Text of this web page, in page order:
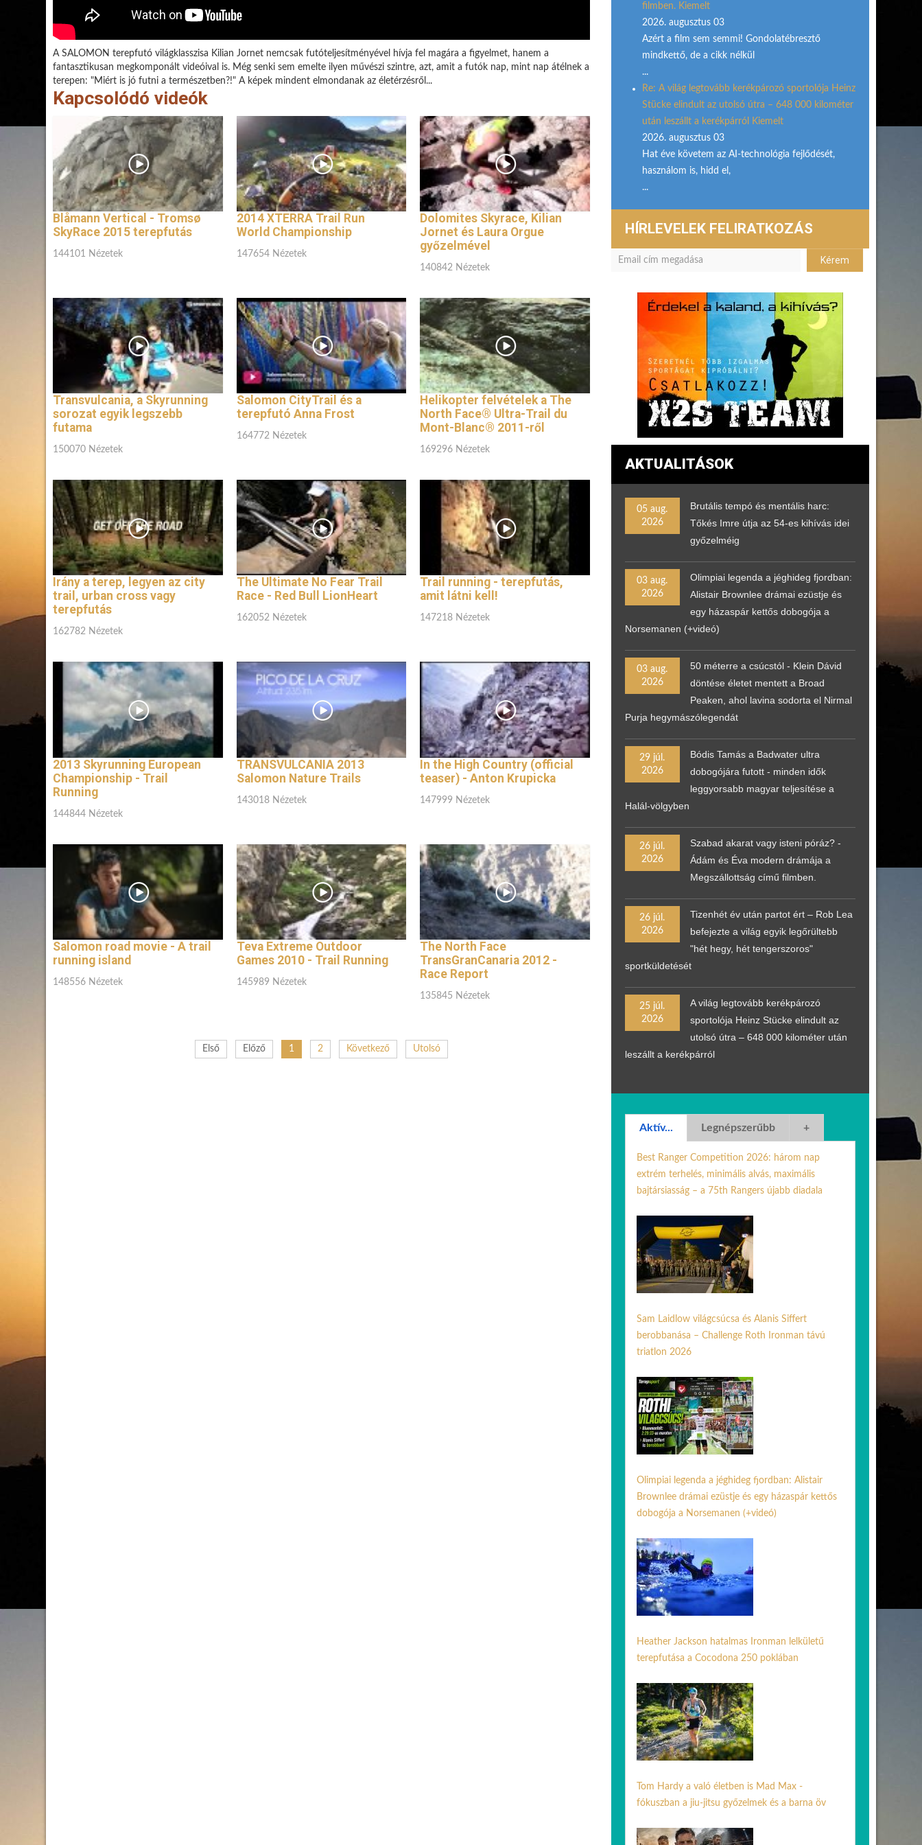
A SALOMON terepfutó világklasszisa Kilian Jornet nemcsak futóteljesítményével hívja fel magára a figyelmet, hanem a
fantasztikusan megkomponált videóival is. Még senki sem emelte ilyen művészi szintre, azt, amit a futók nap, mint nap átélnek a
terepen: "Miért is jó futni a természetben?!" A képek mindent elmondanak az életérzésről...
Kapcsolódó videók
Blåmann Vertical - Tromsø
SkyRace 2015 terepfutás
144101 Nézetek
2014 XTERRA Trail Run
World Championship
147654 Nézetek
Dolomites Skyrace, Kilian
Jornet és Laura Orgue
győzelmével
140842 Nézetek
Transvulcania, a Skyrunning
sorozat egyik legszebb
futama
150070 Nézetek
Salomon CityTrail és a
terepfutó Anna Frost
164772 Nézetek
Helikopter felvételek a The
North Face® Ultra-Trail du
Mont-Blanc® 2011-ről
169296 Nézetek
Irány a terep, legyen az city
trail, urban cross vagy
terepfutás
162782 Nézetek
The Ultimate No Fear Trail
Race - Red Bull LionHeart
162052 Nézetek
Trail running - terepfutás,
amit látni kell!
147218 Nézetek
2013 Skyrunning European
Championship - Trail
Running
144844 Nézetek
TRANSVULCANIA 2013
Salomon Nature Trails
143018 Nézetek
In the High Country (official
teaser) - Anton Krupicka
147999 Nézetek
Salomon road movie - A trail
running island
148556 Nézetek
Teva Extreme Outdoor
Games 2010 - Trail Running
145989 Nézetek
The North Face
TransGranCanaria 2012 -
Race Report
135845 Nézetek
Első Előző 1 2 Következő Utolsó
filmben. Kiemelt
2026. augusztus 03
Azért a film sem semmi! Gondolatébresztő
mindkettő, de a cikk nélkül
...
Re: A világ legtovább kerékpározó sportolója Heinz
Stücke elindult az utolsó útra – 648 000 kilométer
után leszállt a kerékpárról Kiemelt
2026. augusztus 03
Hat éve követem az AI-technológia fejlődését,
használom is, hidd el,
...
HÍRLEVELEK FELIRATKOZÁS
AKTUALITÁSOK
05 aug.
2026
Brutális tempó és mentális harc:
Tőkés Imre útja az 54-es kihívás idei
győzelméig
03 aug.
2026
Olimpiai legenda a jéghideg fjordban:
Alistair Brownlee drámai ezüstje és
egy házaspár kettős dobogója a
Norsemanen (+videó)
03 aug.
2026
50 méterre a csúcstól - Klein Dávid
döntése életet mentett a Broad
Peaken, ahol lavina sodorta el Nirmal
Purja hegymászólegendát
29 júl.
2026
Bódis Tamás a Badwater ultra
dobogójára futott - minden idők
leggyorsabb magyar teljesítése a
Halál-völgyben
26 júl.
2026
Szabad akarat vagy isteni póráz? -
Ádám és Éva modern drámája a
Megszállottság című filmben.
26 júl.
2026
Tizenhét év után partot ért – Rob Lea
befejezte a világ egyik legőrültebb
"hét hegy, hét tengerszoros"
sportküldetését
25 júl.
2026
A világ legtovább kerékpározó
sportolója Heinz Stücke elindult az
utolsó útra – 648 000 kilométer után
leszállt a kerékpárról
Aktív... Legnépszerűbb +
Best Ranger Competition 2026: három nap
extrém terhelés, minimális alvás, maximális
bajtársiasság – a 75th Rangers újabb diadala
Sam Laidlow világcsúcsa és Alanis Siffert
berobbanása – Challenge Roth Ironman távú
triatlon 2026
Olimpiai legenda a jéghideg fjordban: Alistair
Brownlee drámai ezüstje és egy házaspár kettős
dobogója a Norsemanen (+videó)
Heather Jackson hatalmas Ironman lelkületű
terepfutása a Cocodona 250 poklában
Tom Hardy a való életben is Mad Max -
fókuszban a jiu-jitsu győzelmek és a barna öv